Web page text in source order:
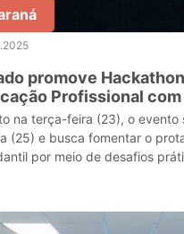
promove
Profissional
171 alunos
na terça-feira (23), o evento
(25) e busca fomentar o
por meio de desafios